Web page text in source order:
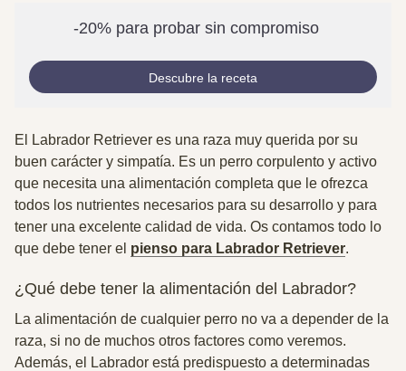
-20% para probar sin compromiso
Descubre la receta
El Labrador Retriever es una raza muy querida por su
buen carácter y simpatía. Es un perro corpulento y activo
que necesita una alimentación completa que le ofrezca
todos los nutrientes necesarios para su desarrollo y para
tener una excelente calidad de vida. Os contamos todo lo
que debe tener el pienso para Labrador Retriever.
¿Qué debe tener la alimentación del Labrador?
La alimentación de cualquier perro no va a depender de la
raza, si no de muchos otros factores como veremos.
Además, el Labrador está predispuesto a determinadas